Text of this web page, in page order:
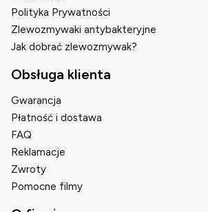
Polityka Prywatności
Zlewozmywaki antybakteryjne
Jak dobrać zlewozmywak?
Obsługa klienta
Gwarancja
Płatność i dostawa
FAQ
Reklamacje
Zwroty
Pomocne filmy